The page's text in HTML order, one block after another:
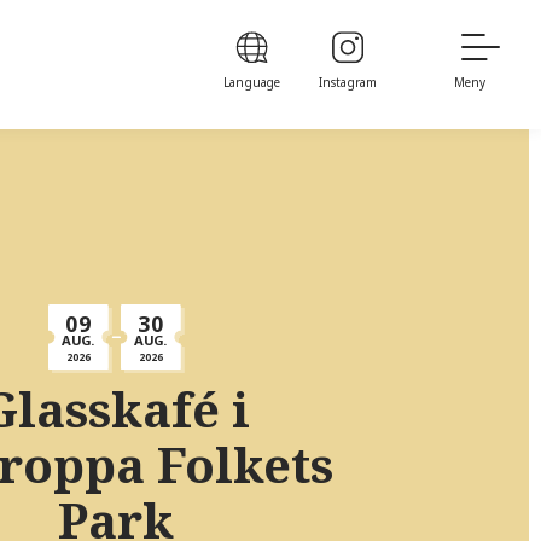
Language Instagram Meny
09
AUG.
2026
30
AUG.
2026
i
Folkets
Park